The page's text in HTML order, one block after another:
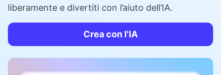
liberamente e divertiti con l’aiuto dell’IA.
Crea con l'IA